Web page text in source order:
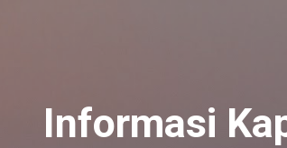
Informasi